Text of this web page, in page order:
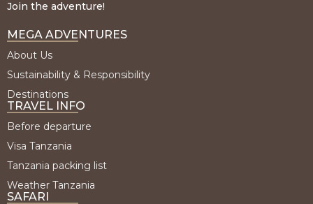
Join the adventure!
MEGA ADVENTURES
About Us
Sustainability & Responsibility
Destinations
TRAVEL INFO
Before departure
Visa Tanzania
Tanzania packing list
Weather Tanzania
SAFARI